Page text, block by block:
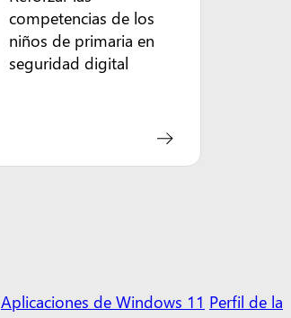
competencias de los
niños de primaria en
seguridad digital
Aplicaciones de Windows 11 Perfil de la